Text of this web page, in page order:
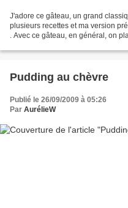
J'adore ce gâteau, un grand
plusieurs recettes et ma version
. Avec ce gâteau, en général, on
Pudding au chèvre
Publié le 26/09/2009 à 05:26
Par AurélieW